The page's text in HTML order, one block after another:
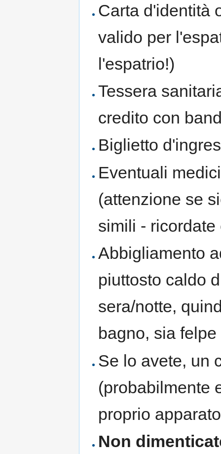
Carta d'identità
valido per
l'espatrio!)
Tessera
credito con
Biglietto
Eventuali
(attenzione se
simili -
Abbigliamento
piuttosto caldo
sera/notte,
bagno, sia
Se lo avete, un
(probabilmente
proprio
Non